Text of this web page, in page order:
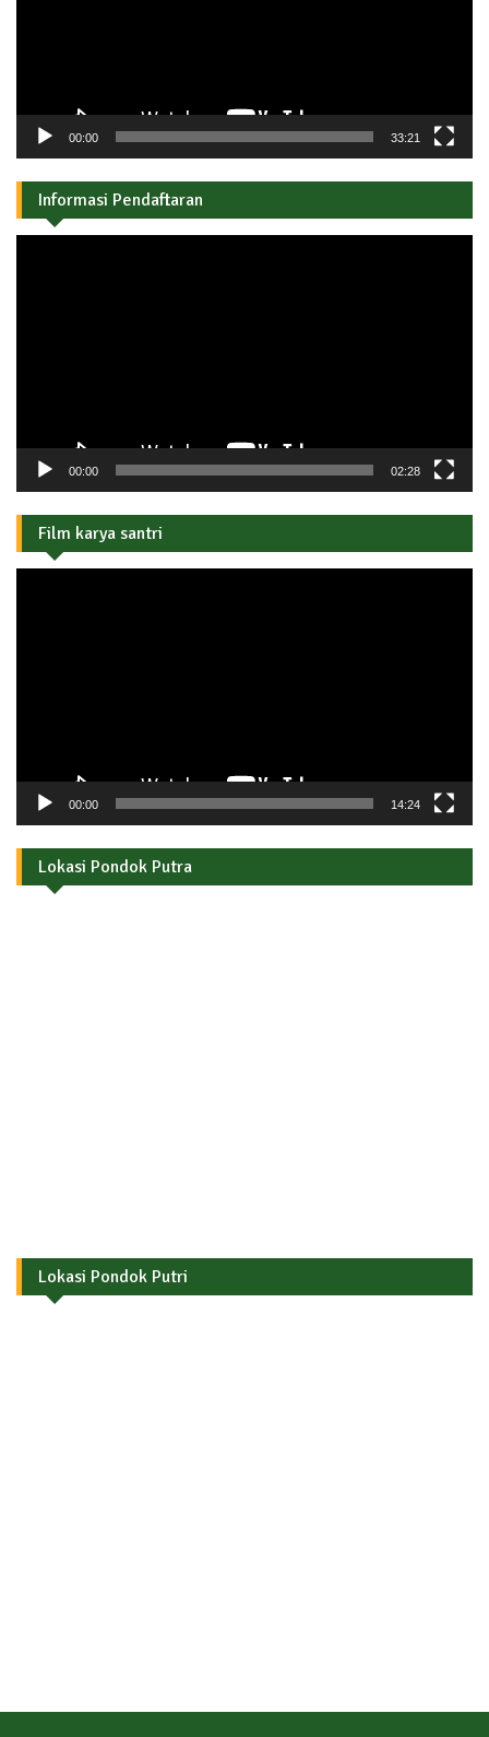
00:00 33:21
Informasi Pendaftaran
00:00 02:28
Film karya santri
00:00 14:24
Lokasi Pondok Putra
Lokasi Pondok Putri